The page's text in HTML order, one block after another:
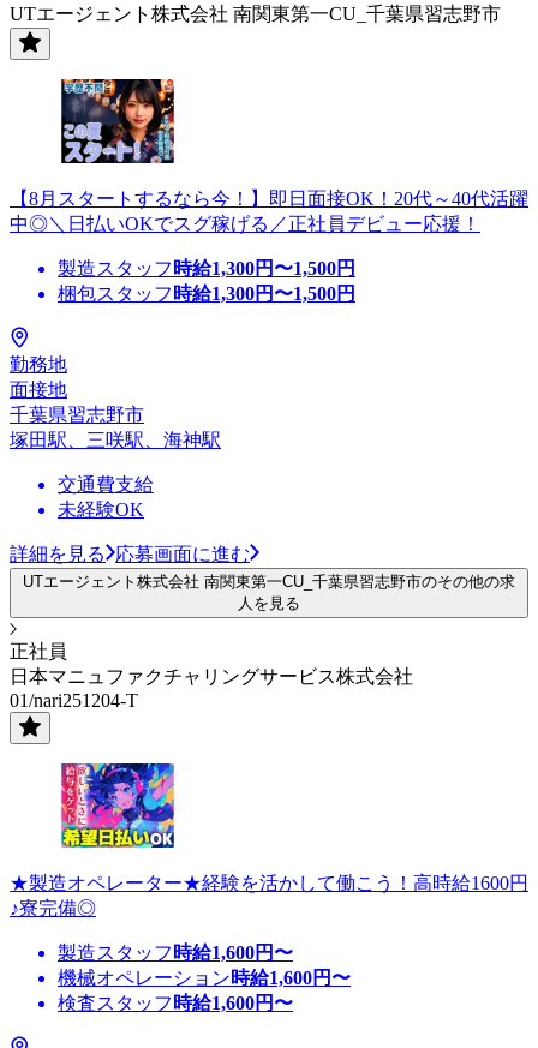
UTエージェント株式会社 南関東第一CU_千葉県習志野市
【8月スタートするなら今！】即日面接OK！20代～40代活躍
中◎＼日払いOKでスグ稼げる／正社員デビュー応援！
製造スタッフ 時給1,300円〜1,500円
梱包スタッフ 時給1,300円〜1,500円
勤務地
面接地
千葉県習志野市
塚田駅、三咲駅、海神駅
交通費支給
未経験OK
詳細を見る 応募画面に進む
UTエージェント株式会社 南関東第一CU_千葉県習志野市のその他の求
人を見る
正社員
日本マニュファクチャリングサービス株式会社
01/nari251204-T
★製造オペレーター★経験を活かして働こう！高時給1600円
♪寮完備◎
製造スタッフ 時給1,600円〜
機械オペレーション時給1,600円〜
検査スタッフ 時給1,600円〜